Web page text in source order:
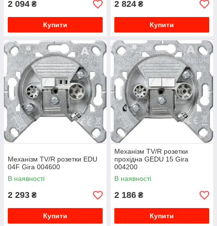
2 094 ₴
Купити
2 824 ₴
Купити
Механізм TV/R розетки EDU
04F Gira 004600
В наявності
2 293 ₴
Купити
Механізм TV/R розетки
прохідна GEDU 15 Gira
004200
В наявності
2 186 ₴
Купити